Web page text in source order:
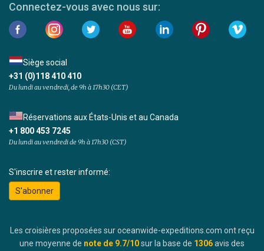
Connectez-vous avec nous sur:
Siège social
+31 (0)118 410 410
Du lundi au vendredi, de 9h à 17h30 (CET)
Réservations aux États-Unis et au Canada
+1 800 453 7245
Du lundi au vendredi de 9h à 17h30 (CST)
S'inscrire et rester informé:
S'abonner
Les croisières proposées sur oceanwide-expeditions.com ont reçu
une moyenne de note de 9.7/10sur la base de 1306avis des